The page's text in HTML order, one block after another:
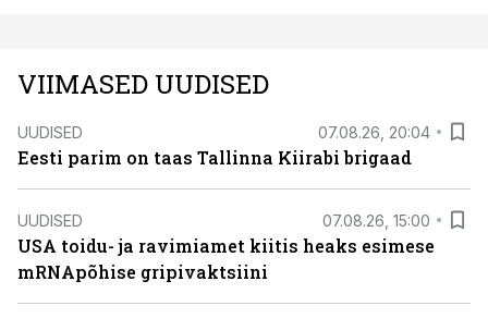
VIIMASED UUDISED
UUDISED 07.08.26, 20:04
Eesti parim on taas Tallinna Kiirabi brigaad
UUDISED 07.08.26, 15:00
USA toidu- ja ravimiamet kiitis heaks esimese
mRNApõhise gripivaktsiini